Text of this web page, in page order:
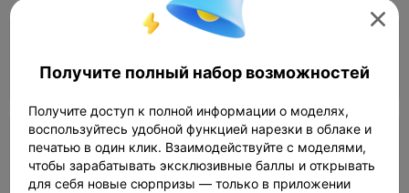
Автор  1d 03h  1 plates  229.76g
Слой 0,2 мм, 2 стенки, заполнение 100%
 1d 02h  1 plates  225.72g


Получите полный набор возможностей
Получите доступ к полной информации о моделях,
воспользуйтесь удобной функцией нарезки в облаке и
печатью в один клик. Взаимодействуйте с моделями,
чтобы зарабатывать эксклюзивные баллы и открывать
для себя новые сюрпризы — только в приложении